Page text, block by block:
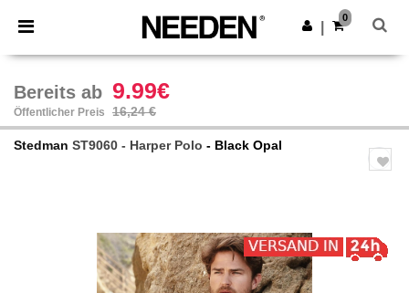
× Needen App
Bessere Preise in der App!
App holen
0
Bereits ab 9.99€
Öffentlicher Preis 16,24 €
Stedman ST9060 - Harper Polo - Black Opal